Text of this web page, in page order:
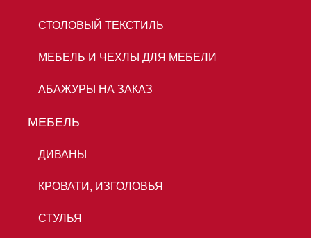
СТОЛОВЫЙ ТЕКСТИЛЬ
МЕБЕЛЬ И ЧЕХЛЫ ДЛЯ МЕБЕЛИ
АБАЖУРЫ НА ЗАКАЗ
МЕБЕЛЬ
ДИВАНЫ
КРОВАТИ, ИЗГОЛОВЬЯ
СТУЛЬЯ